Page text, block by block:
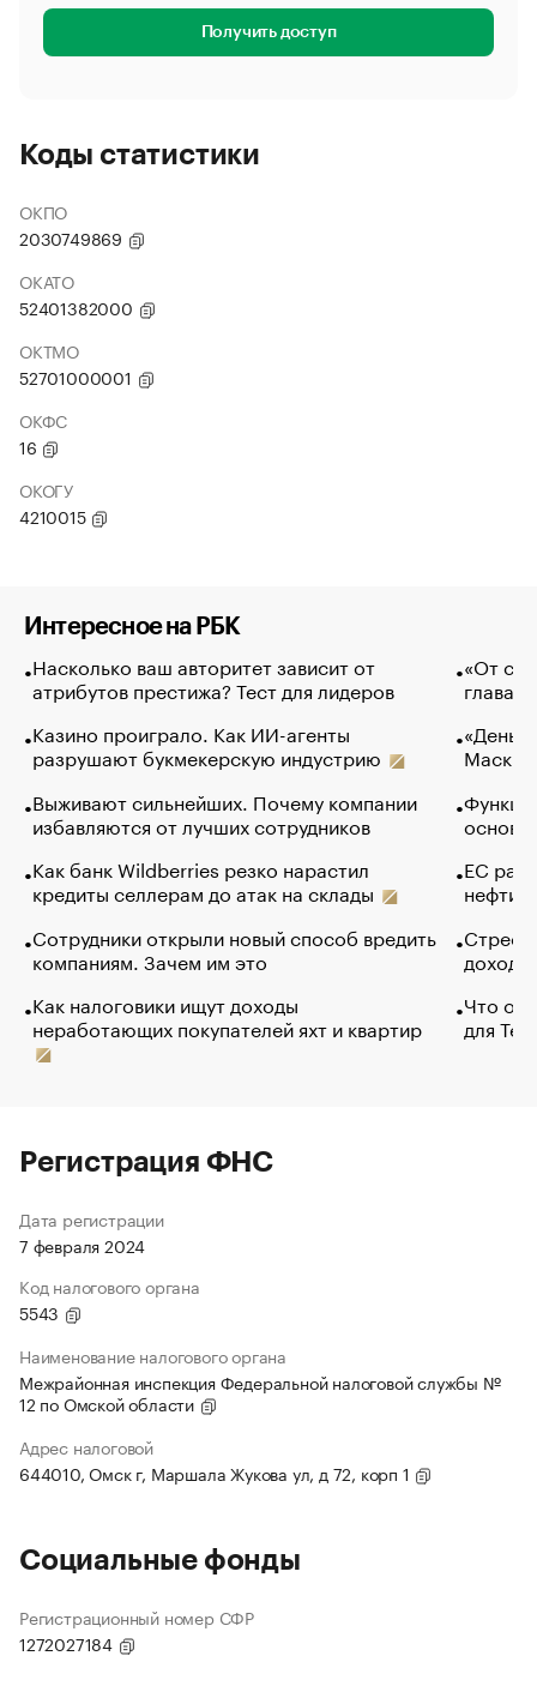
Получить доступ
Коды статистики
ОКПО
2030749869
ОКАТО
52401382000
ОКТМО
52701000001
ОКФС
16
ОКОГУ
4210015
Интересное на РБК
Насколько ваш авторитет зависит от
атрибутов престижа? Тест для лидеров
Казино проиграло. Как ИИ-агенты
разрушают букмекерскую индустрию
Выживают сильнейших. Почему компании
избавляются от лучших сотрудников
Как банк Wildberries резко нарастил
кредиты селлерам до атак на склады
Сотрудники открыли новый способ вредить
компаниям. Зачем им это
Как налоговики ищут доходы
неработающих покупателей яхт и квартир
«От
глава
Маск в
основ
ЕС
нефти
Что
для
Регистрация ФНС
Дата регистрации
7 февраля 2024
Код налогового органа
5543
Наименование налогового органа
Межрайонная инспекция Федеральной налоговой службы №
12 по Омской области
Адрес налоговой
644010, Омск г, Маршала Жукова ул, д 72, корп 1
Социальные фонды
Регистрационный номер СФР
1272027184